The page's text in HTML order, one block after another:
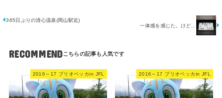
365日ぶりの清心温泉(岡山駅近)
一体感を感じた。けど…
RECOMMEND
2016～17 ブリオベッカin JFL 2016～17 ブリオベッカin JFL